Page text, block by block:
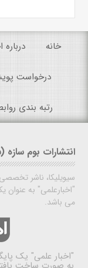
خانه درباره
درخواست
رتبه بندی
انتشارات بوم سازه
سیویلیکا، ناشر
"اخبارعلمی" به عنوان
می باشد.
"اخبار علمی" یک